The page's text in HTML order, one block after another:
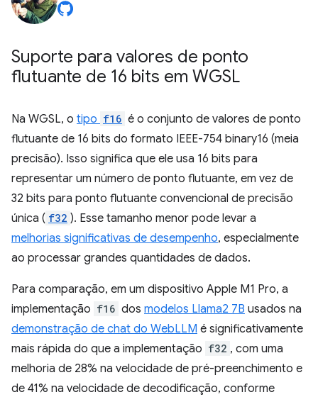
Suporte para valores de ponto
flutuante de 16 bits em WGSL
Na WGSL, o tipo f16 é o conjunto de valores de ponto
flutuante de 16 bits do formato IEEE-754 binary16 (meia
precisão). Isso significa que ele usa 16 bits para
representar um número de ponto flutuante, em vez de
32 bits para ponto flutuante convencional de precisão
única ( f32 ). Esse tamanho menor pode levar a
melhorias significativas de desempenho, especialmente
ao processar grandes quantidades de dados.
Para comparação, em um dispositivo Apple M1 Pro, a
implementação f16 dos modelos Llama2 7B usados na
demonstração de chat do WebLLM é significativamente
mais rápida do que a implementação f32 , com uma
melhoria de 28% na velocidade de pré-preenchimento e
de 41% na velocidade de decodificação, conforme